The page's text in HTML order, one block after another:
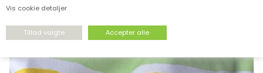
Vis cookie detaljer